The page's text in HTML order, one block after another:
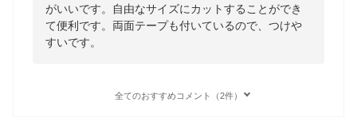
がいいです。自由なサイズにカットすることができ
て便利です。両面テープも付いているので、つけや
すいです。
全てのおすすめコメント（2件）